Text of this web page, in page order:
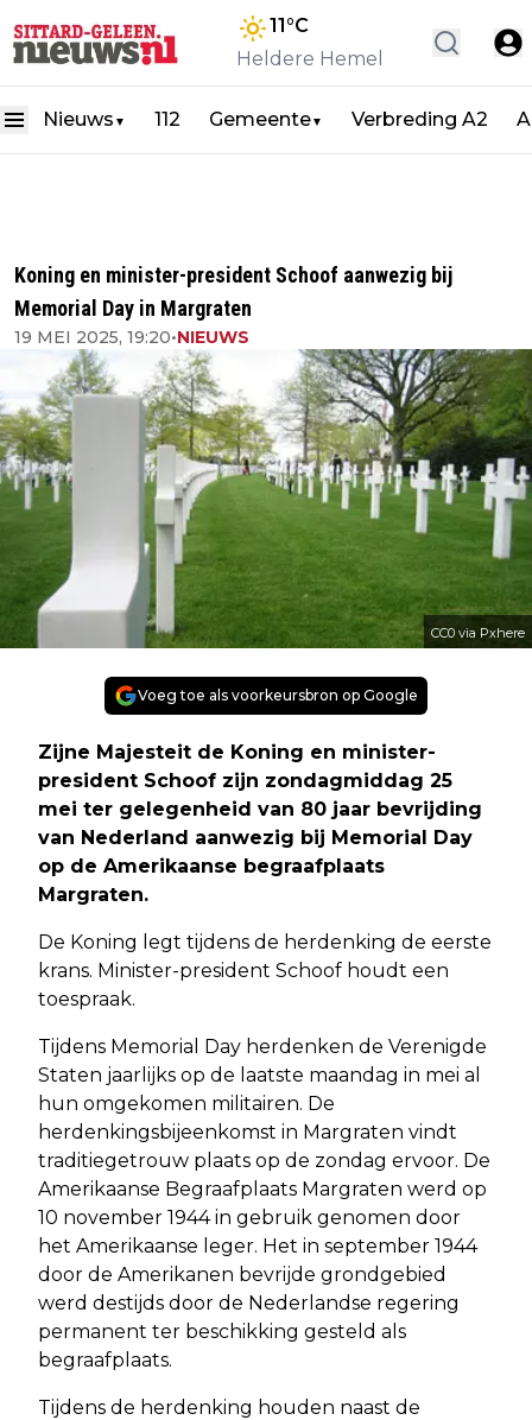
11°C
Heldere Hemel
Nieuws ▼ 112 Gemeente▼ Verbreding A2
Koning en minister-president Schoof aanwezig bij
Memorial Day in Margraten
19 MEI 2025, 19:20•NIEUWS
CC0 via Pxhere
Voeg toe als voorkeursbron op Google
Zijne Majesteit de Koning en minister-
president Schoof zijn zondagmiddag 25
mei ter gelegenheid van 80 jaar bevrijding
van Nederland aanwezig bij Memorial Day
op de Amerikaanse begraafplaats
Margraten.
De Koning legt tijdens de herdenking de eerste
krans. Minister-president Schoof houdt een
toespraak.
Tijdens Memorial Day herdenken de Verenigde
Staten jaarlijks op de laatste maandag in mei al
hun omgekomen militairen. De
herdenkingsbijeenkomst in Margraten vindt
traditiegetrouw plaats op de zondag ervoor. De
Amerikaanse Begraafplaats Margraten werd op
10 november 1944 in gebruik genomen door
het Amerikaanse leger. Het in september 1944
door de Amerikanen bevrijde grondgebied
werd destijds door de Nederlandse regering
permanent ter beschikking gesteld als
begraafplaats.
Tijdens de herdenking houden naast de